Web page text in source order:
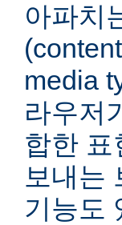
아파치
media
라우저
합한
보내는
기능도